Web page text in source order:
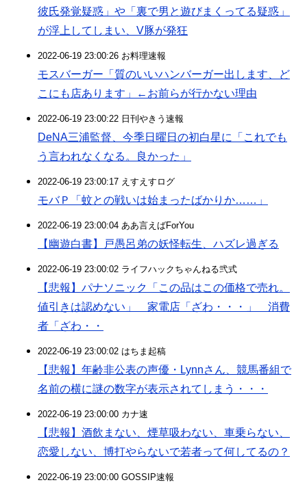
彼氏発覚疑惑」や「裏で男と遊びまくってる疑惑」
が浮上してしまい、V豚が発狂
2022-06-19 23:00:26 お料理速報
モスバーガー「質のいいハンバーガー出します、ど
こにも店あります」←お前らが行かない理由
2022-06-19 23:00:22 日刊やきう速報
DeNA三浦監督、今季日曜日の初白星に「これでも
う言われなくなる。良かった」
2022-06-19 23:00:17 えすえすログ
モバＰ「蚊との戦いは始まったばかりか……」
2022-06-19 23:00:04 ああ言えばForYou
【幽遊白書】戸愚呂弟の妖怪転生、ハズレ過ぎる
2022-06-19 23:00:02 ライフハックちゃんねる弐式
【悲報】パナソニック「この品はこの価格で売れ。
値引きは認めない」 家電店「ざわ・・・」 消費
者「ざわ・・
2022-06-19 23:00:02 はちま起稿
【悲報】年齢非公表の声優・Lynnさん、競馬番組で
名前の横に謎の数字が表示されてしまう・・・
2022-06-19 23:00:00 カナ速
【悲報】酒飲まない、煙草吸わない、車乗らない、
恋愛しない、博打やらないで若者って何してるの？
2022-06-19 23:00:00 GOSSIP速報